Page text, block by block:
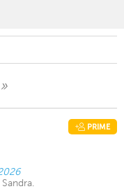
PRIME